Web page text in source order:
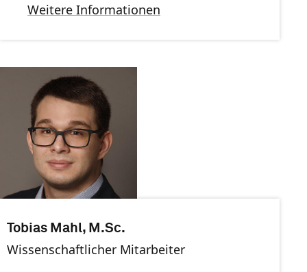
Weitere Informationen
Tobias Mahl, M.Sc.
Wissenschaftlicher Mitarbeiter